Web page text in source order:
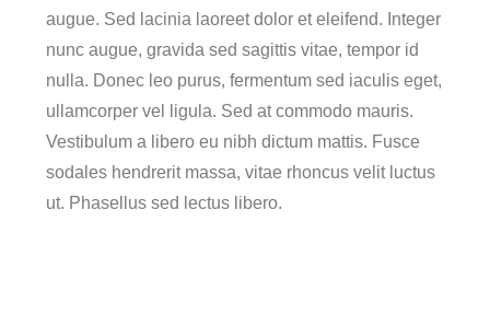
augue. Sed lacinia laoreet dolor et eleifend. Integer
nunc augue, gravida sed sagittis vitae, tempor id
nulla. Donec leo purus, fermentum sed iaculis eget,
ullamcorper vel ligula. Sed at commodo mauris.
Vestibulum a libero eu nibh dictum mattis. Fusce
sodales hendrerit massa, vitae rhoncus velit luctus
ut. Phasellus sed lectus libero.